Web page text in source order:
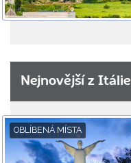
Nejnovější z Itálie
OBLÍBENÁ MÍSTA